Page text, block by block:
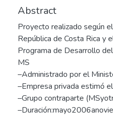
Abstract
Proyecto realizado según
República de Costa Rica y
Programa de Desarrollo
MS
–Administrado por el
–Empresa privada estimó
–Grupo contraparte